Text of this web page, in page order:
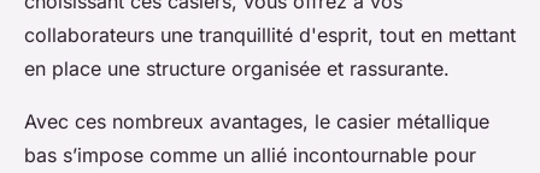
collaborateurs une tranquillité d'esprit, tout en mettant
en place une structure organisée et rassurante.
Avec ces nombreux avantages, le casier métallique
bas s’impose comme un allié incontournable pour